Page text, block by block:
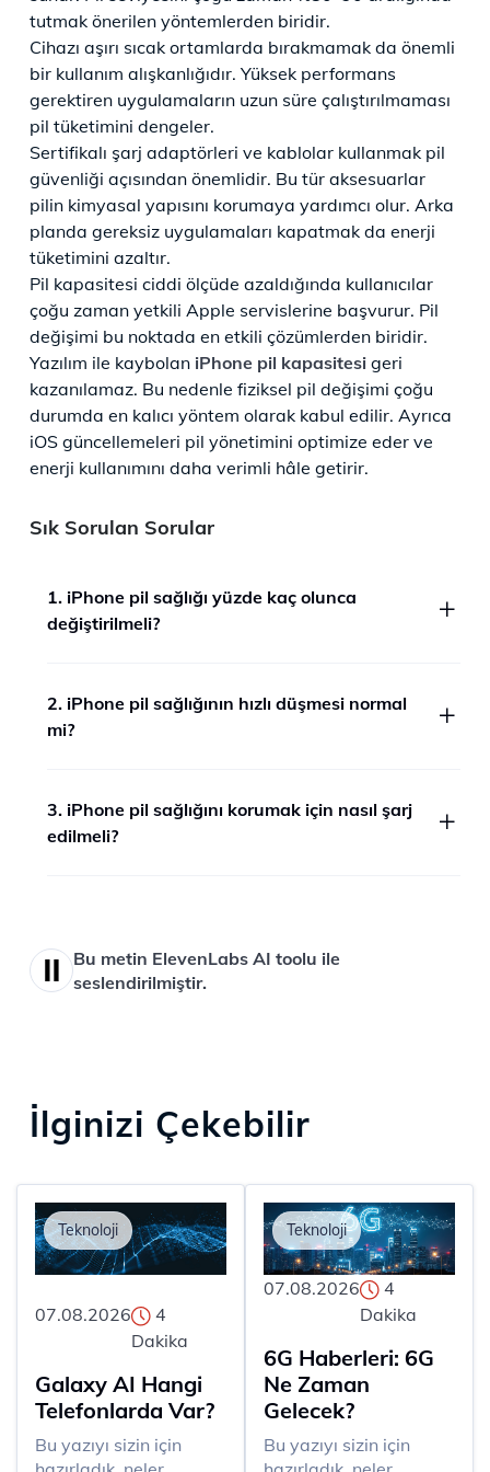
tutmak önerilen yöntemlerden biridir.
Cihazı aşırı sıcak ortamlarda bırakmamak da önemli
bir kullanım alışkanlığıdır. Yüksek performans
gerektiren uygulamaların uzun süre çalıştırılmaması
pil tüketimini dengeler.
Sertifikalı şarj adaptörleri ve kablolar kullanmak pil
güvenliği açısından önemlidir. Bu tür aksesuarlar
pilin kimyasal yapısını korumaya yardımcı olur. Arka
planda gereksiz uygulamaları kapatmak da enerji
tüketimini azaltır.
Pil kapasitesi ciddi ölçüde azaldığında kullanıcılar
çoğu zaman yetkili Apple servislerine başvurur. Pil
değişimi bu noktada en etkili çözümlerden biridir.
Yazılım ile kaybolan iPhone pil kapasitesi geri
kazanılamaz. Bu nedenle fiziksel pil değişimi çoğu
durumda en kalıcı yöntem olarak kabul edilir. Ayrıca
iOS güncellemeleri pil yönetimini optimize eder ve
enerji kullanımını daha verimli hâle getirir.
Sık Sorulan Sorular
1. iPhone pil sağlığı yüzde kaç olunca
değiştirilmeli?
2. iPhone pil sağlığının hızlı düşmesi normal
mi?
3. iPhone pil sağlığını korumak için nasıl şarj
edilmeli?
Bu metin ElevenLabs AI toolu ile
seslendirilmiştir.
İlginizi Çekebilir
07.08.2026
4
Dakika
Galaxy AI Hangi
Telefonlarda Var?
Bu yazıyı sizin için
Teknoloji
07.08.2026
4
Dakika
6G Haberleri: 6G
Ne Zaman
Gelecek?
Bu yazıyı sizin için
Teknoloji